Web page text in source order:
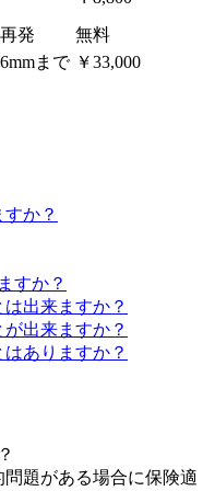
発
無料
まで ￥33,000
か？
すか？
出来ますか？
出来ますか？
ありますか？
題がある場合に保険適